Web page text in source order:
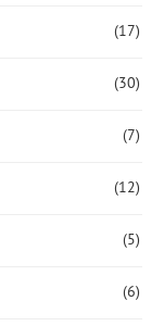
(17)
(30)
(7)
(12)
(5)
(6)